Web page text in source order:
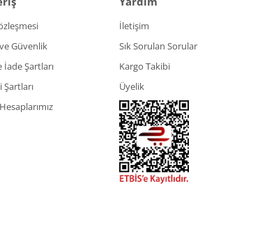
Güvenlik
İade Şartları
Şartları
İletişim
Sık Sorulan Sorular
Kargo Takibi
Üyelik